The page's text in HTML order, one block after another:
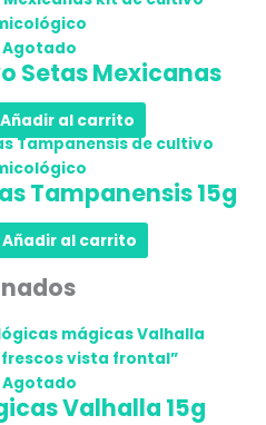
Agotado
Setas Mexicanas
Añadir al carrito
Tampanensis 15g
Añadir al carrito
Agotado
Valhalla 15g